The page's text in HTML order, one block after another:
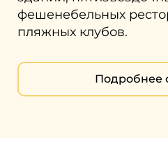
фешенебельных
пляжных клубов.
Подробнее